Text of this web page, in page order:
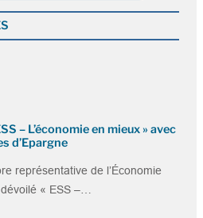
– L’économie en mieux » avec
d’Epargne
représentative de l’Économie
« ESS –…